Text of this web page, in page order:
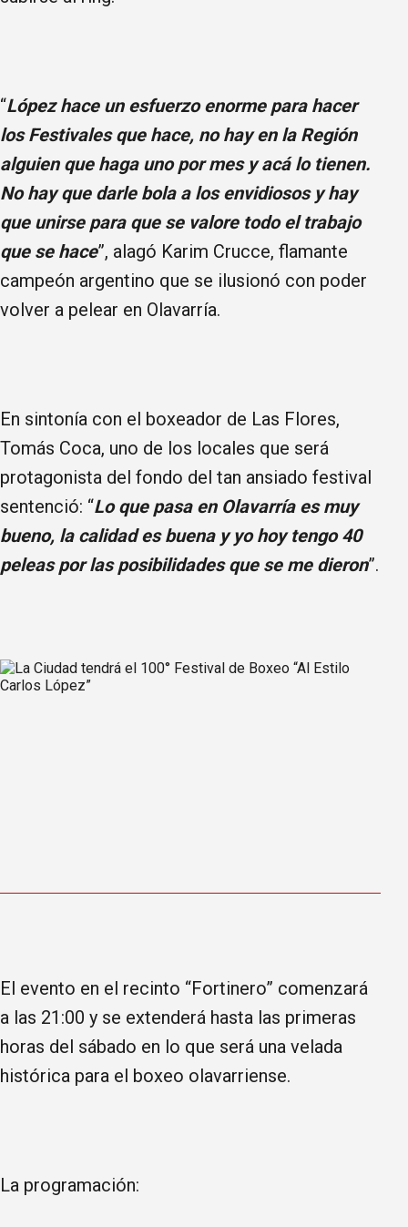
“López hace un esfuerzo enorme para hacer
los Festivales que hace, no hay en la Región
alguien que haga uno por mes y acá lo tienen.
No hay que darle bola a los envidiosos y hay
que unirse para que se valore todo el trabajo
que se hace”, alagó Karim Crucce, flamante
campeón argentino que se ilusionó con poder
volver a pelear en Olavarría.
En sintonía con el boxeador de Las Flores,
Tomás Coca, uno de los locales que será
protagonista del fondo del tan ansiado festival
sentenció: “Lo que pasa en Olavarría es muy
bueno, la calidad es buena y yo hoy tengo 40
peleas por las posibilidades que se me dieron”.
El evento en el recinto “Fortinero” comenzará
a las 21:00 y se extenderá hasta las primeras
horas del sábado en lo que será una velada
histórica para el boxeo olavarriense.
La programación: